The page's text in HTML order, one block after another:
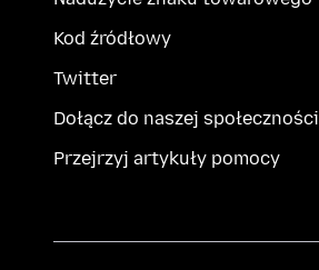
Kod źródłowy
Twitter
Dołącz do naszej społeczności
Przejrzyj artykuły pomocy